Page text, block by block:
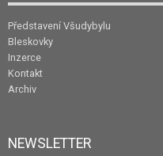
Představení Všudybylu
Bleskovky
Inzerce
Kontakt
Archiv
NEWSLETTER